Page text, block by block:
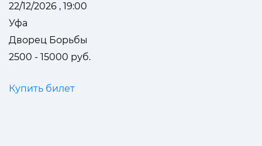
22/12/2026 , 19:00
Уфа
Дворец Борьбы
2500 - 15000 руб.
Купить билет